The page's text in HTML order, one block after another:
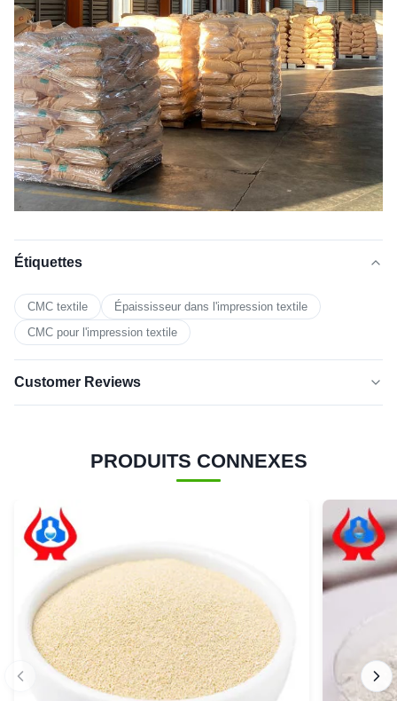
Étiquettes
CMC textile
Épaississeur dans l'impression textile
CMC pour l'impression textile
Customer Reviews
étoiles
100%
4 étoiles
0
3 étoiles
0
2 étoiles
0
0
E
ethan yoinon
BrazilSep 18.2025
Your CMC have good consistency and reliable
performance, we will continue to order.
PRODUITS CONNEXES